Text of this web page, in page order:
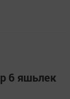
6 яшьлек